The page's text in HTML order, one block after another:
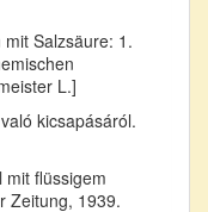
Salzsäure: 1.
L.]
kicsapásáról.
mit flüssigem
Zeitung, 1939.